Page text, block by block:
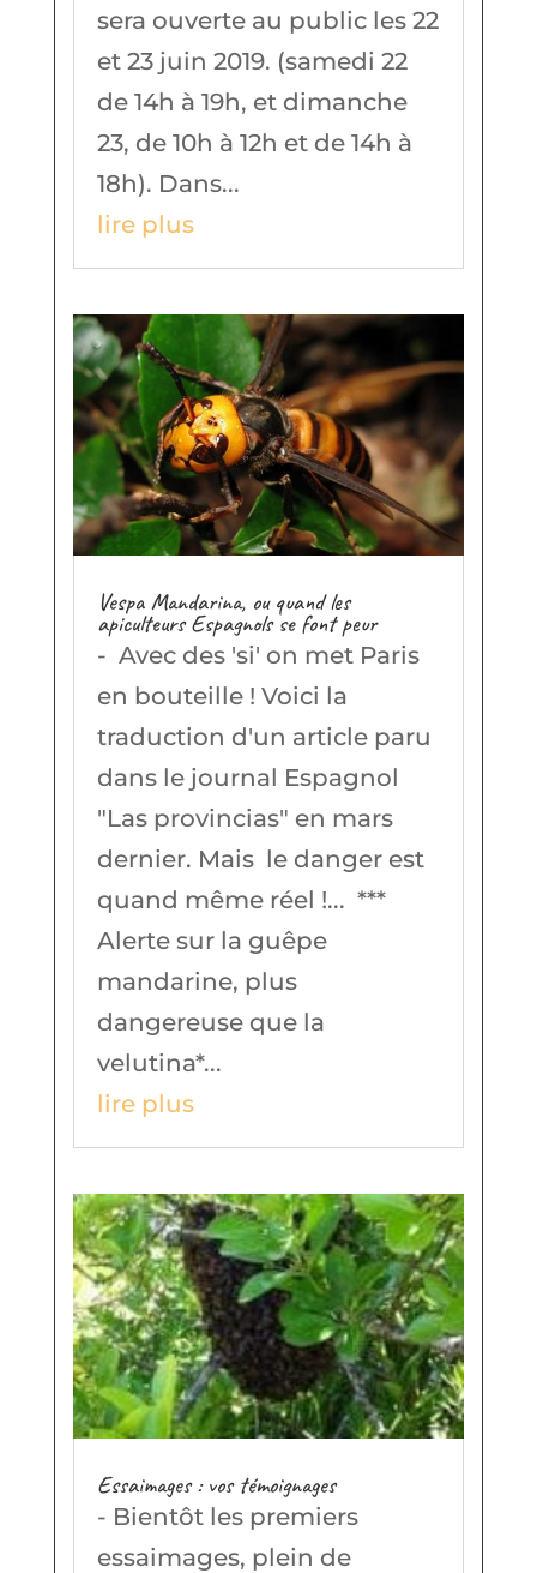
sera ouverte au public les 22
et 23 juin 2019. (samedi 22
de 14h à 19h, et dimanche
23, de 10h à 12h et de 14h à
18h). Dans...
lire plus
Vespa Mandarina, ou quand les
apiculteurs Espagnols se font peur
- Avec des 'si' on met Paris
en bouteille ! Voici la
traduction d'un article paru
dans le journal Espagnol
"Las provincias" en mars
dernier. Mais le danger est
quand même réel !... ***
Alerte sur la guêpe
mandarine, plus
dangereuse que la
velutina*...
lire plus
Essaimages : vos témoignages
- Bientôt les premiers
essaimages, plein de